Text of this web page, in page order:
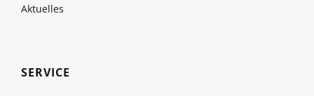
Aktuelles
SERVICE